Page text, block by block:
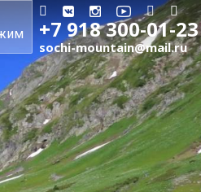
+7 918 300-01-23
sochi-mountain@mail.ru